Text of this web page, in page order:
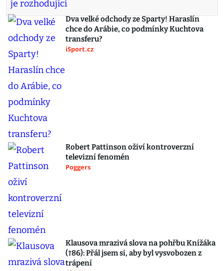
Dva velké odchody ze Sparty! Haraslín
chce do Arábie, co podmínky Kuchtova
transferu?
iSport.cz
Robert Pattinson oživí kontroverzní
televizní fenomén
Poggers
Klausova mrazivá slova na pohřbu Knížáka
(†86): Přál jsem si, aby byl vysvobozen z
trápení